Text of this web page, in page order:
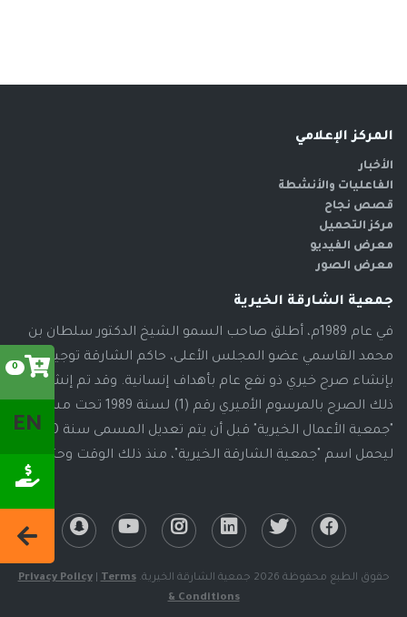
0
EN
المركز الإعلامي
الأخبار
الفاعليات والأنشطة
قصص نجاح
مركز التحميل
معرض الفيديو
معرض الصور
جمعية الشارقة الخيرية
في عام 1989م، أطلق صاحب السمو الشيخ الدكتور سلطان بن
محمد القاسمي عضو المجلس الأعلى، حاكم الشارقة توجيهاته
بإنشاء صرح خيري ذو نفع عام بأهداف إنسانية. وقد تم إنشاء
ذلك الصرح بالمرسوم الأميري رقم (1) لسنة 1989 تحت مسمى
"جمعية الأعمال الخيرية" قبل أن يتم تعديل المسمى سنة 2000م،
ليحمل اسم "جمعية الشارقة الخيرية"، منذ ذلك الوقت وحتى الآن
حقوق الطبع محفوظة 2026 جمعية الشارقة الخيرية. Privacy Policy|Terms
& Conditions